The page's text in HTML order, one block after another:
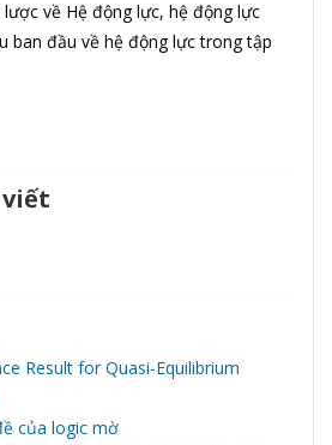
về Hệ động lực, hệ động lực
ban đầu về hệ động lực trong tập
Result for Quasi-Equilibrium
của logic mờ